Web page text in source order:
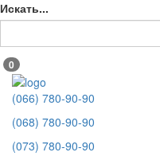
Искать...
0
(066) 780-90-90
(068) 780-90-90
(073) 780-90-90